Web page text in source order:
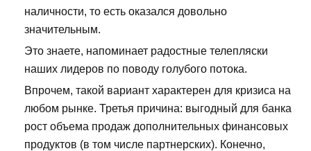
наличности, то есть оказался довольно
значительным.
Это знаете, напоминает радостные телепляски
наших лидеров по поводу голубого потока.
Впрочем, такой вариант характерен для кризиса на
любом рынке. Третья причина: выгодный для банка
рост объема продаж дополнительных финансовых
продуктов (в том числе партнерских). Конечно,